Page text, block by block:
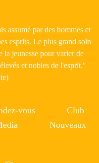
assumé par des hommes et
esprits. Le plus grand soin
la jeunesse pour varier de
et nobles de l'esprit."
vous
Club
Nouveaux